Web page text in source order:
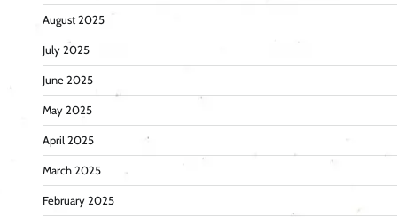
August 2025
July 2025
June 2025
May 2025
April 2025
March 2025
February 2025